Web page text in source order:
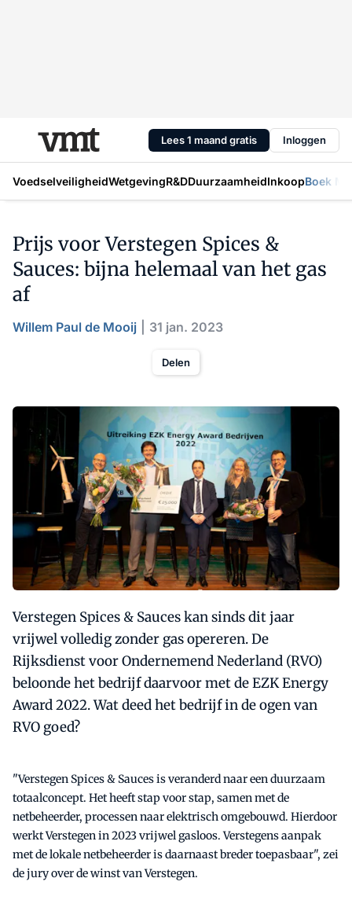
Lees 1 maand gratis Inloggen
VoedselveiligheidWetgevingR&DDuurzaamheidInkoopBoek
Prijs voor Verstegen Spices &
Sauces: bijna helemaal van het gas
af
Willem Paul de Mooij 31 jan. 2023
Delen
Verstegen Spices & Sauces kan sinds dit jaar
vrijwel volledig zonder gas opereren. De
Rijksdienst voor Ondernemend Nederland (RVO)
beloonde het bedrijf daarvoor met de EZK Energy
Award 2022. Wat deed het bedrijf in de ogen van
RVO goed?
"Verstegen Spices & Sauces is veranderd naar een duurzaam
totaalconcept. Het heeft stap voor stap, samen met de
netbeheerder, processen naar elektrisch omgebouwd. Hierdoor
werkt Verstegen in 2023 vrijwel gasloos. Verstegens aanpak
met de lokale netbeheerder is daarnaast breder toepasbaar", zei
de jury over de winst van Verstegen.